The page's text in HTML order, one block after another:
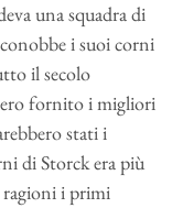
una squadra di
i suoi corni
il secolo
fornito i migliori
stati i
di Storck era più
ragioni i primi